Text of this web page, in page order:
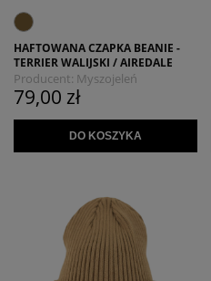
HAFTOWANA CZAPKA BEANIE -
TERRIER WALIJSKI / AIREDALE
Producent: Myszojeleń
79,00 zł
DO KOSZYKA